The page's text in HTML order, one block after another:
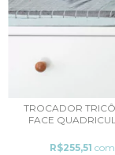
TROCADOR
FACE
R$255,51 com